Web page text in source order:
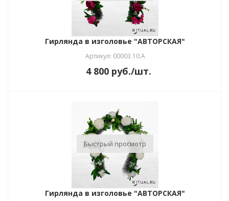
Гирлянда в изголовье "АВТОРСКАЯ"
Артикул: 00003.10.А
4 800 руб./шт.
Быстрый просмотр
Гирлянда в изголовье "АВТОРСКАЯ"